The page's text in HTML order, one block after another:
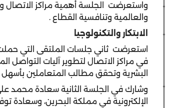
واستعرضت الجلسة أهمية مراكز الاتصال
والعالمية وتنافسية القطاع .
الابتكار والتكنولوجيا
استعرضت ثاني جلسات الملتقى التي حملت
في مراكز الاتصال لتطوير آليات التواصل
البشرية وتحقق مطالب المتعاملين
وشارك في الجلسة الثانية سعادة محمد
الإلكترونية في مملكة البحرين،